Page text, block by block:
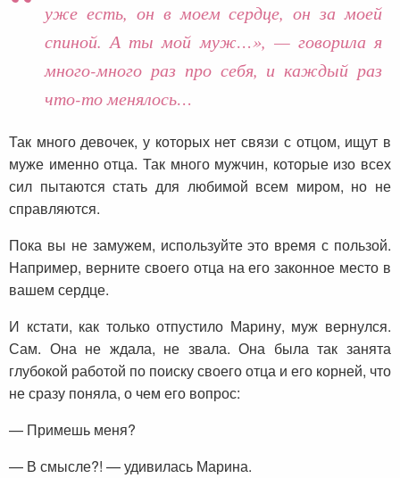
уже есть, он в моем сердце, он за моей
спиной. А ты мой муж…», — говорила я
много-много раз про себя, и каждый раз
что-то менялось…
Так много девочек, у которых нет связи с отцом, ищут в
муже именно отца. Так много мужчин, которые изо всех
сил пытаются стать для любимой всем миром, но не
справляются.
Пока вы не замужем, используйте это время с пользой.
Например, верните своего отца на его законное место в
вашем сердце.
И кстати, как только отпустило Марину, муж вернулся.
Сам. Она не ждала, не звала. Она была так занята
глубокой работой по поиску своего отца и его корней, что
не сразу поняла, о чем его вопрос:
— Примешь меня?
— В смысле?! — удивилась Марина.